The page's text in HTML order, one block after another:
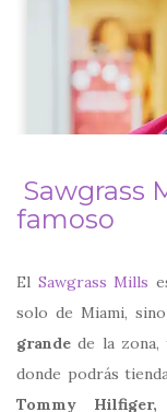
Sawgrass
famoso
El Sawgrass Mills
solo de Miami,
grande de la zona,
donde podrás
Tommy